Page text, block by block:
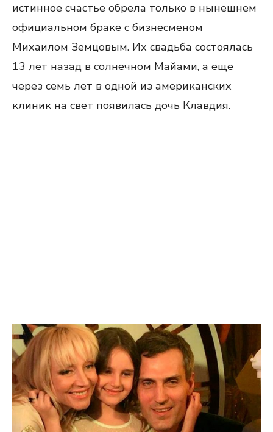
истинное счастье обрела только в нынешнем
официальном браке с бизнесменом
Михаилом Земцовым. Их свадьба состоялась
13 лет назад в солнечном Майами, а еще
через семь лет в одной из американских
клиник на свет появилась дочь Клавдия.